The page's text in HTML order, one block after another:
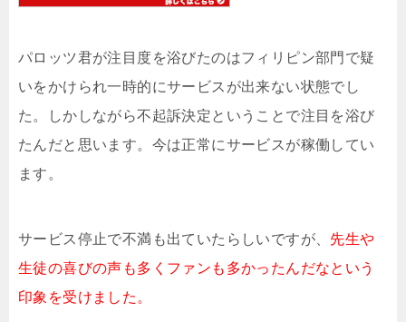
パロッツ君が注目度を浴びたのはフィリピン部門で疑
いをかけられ一時的にサービスが出来ない状態でし
た。しかしながら不起訴決定ということで注目を浴び
たんだと思います。今は正常にサービスが稼働してい
ます。
サービス停止で不満も出ていたらしいですが、 先生や
生徒の喜びの声も多くファンも多かったんだなという
印象を受けました。